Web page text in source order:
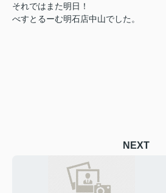
それではまた明日！
べすとるーむ明石店中山でした。
NEXT